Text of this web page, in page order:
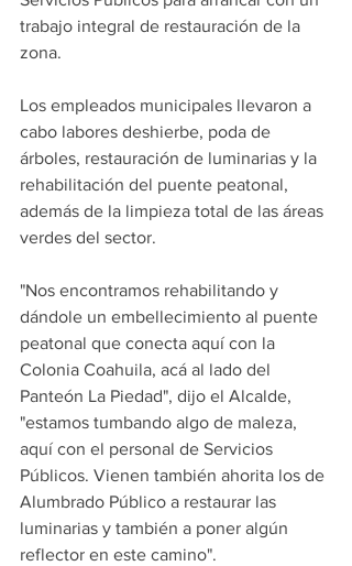
trabajo integral de restauración de la
zona.
Los empleados municipales llevaron a
cabo labores deshierbe, poda de
árboles, restauración de luminarias y la
rehabilitación del puente peatonal,
además de la limpieza total de las áreas
verdes del sector.
"Nos encontramos rehabilitando y
dándole un embellecimiento al puente
peatonal que conecta aquí con la
Colonia Coahuila, acá al lado del
Panteón La Piedad", dijo el Alcalde,
"estamos tumbando algo de maleza,
aquí con el personal de Servicios
Públicos. Vienen también ahorita los de
Alumbrado Público a restaurar las
luminarias y también a poner algún
reflector en este camino".